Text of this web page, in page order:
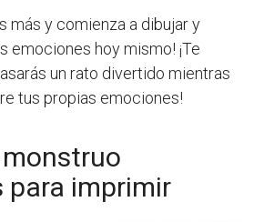
más y comienza a dibujar y
emociones hoy mismo! ¡Te
un rato divertido mientras
tus propias emociones!
para imprimir